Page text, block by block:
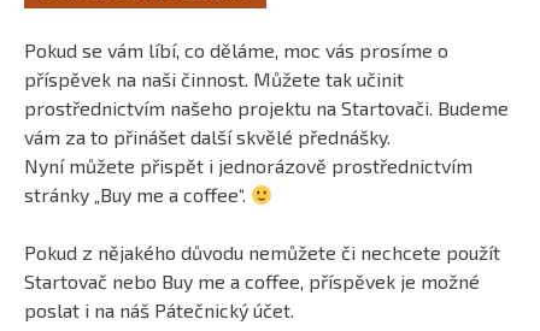
Pokud se vám líbí, co děláme, moc vás prosíme o
příspěvek na naši činnost. Můžete tak učinit
prostřednictvím našeho projektu na Startovači. Budeme
vám za to přinášet další skvělé přednášky.
Nyní můžete přispět i jednorázově prostřednictvím
stránky „Buy me a coffee“.
Pokud z nějakého důvodu nemůžete či nechcete použít
Startovač nebo Buy me a coffee, příspěvek je možné
poslat i na náš Pátečnický účet.